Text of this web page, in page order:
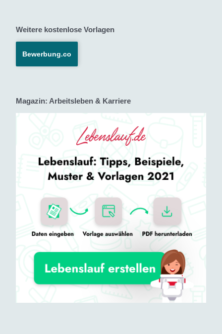
Weitere kostenlose Vorlagen
Bewerbung.co
Magazin: Arbeitsleben & Karriere